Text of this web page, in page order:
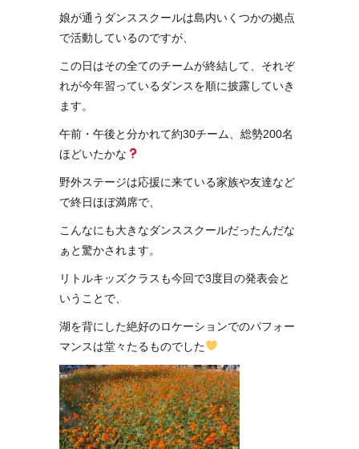
娘が通うダンススクールは島内いくつかの拠点
で活動しているのですが、
この日はその全てのチームが終結して、それぞ
れが今年習っているダンスを順に披露していき
ます。
午前・午後と分かれて約30チーム、総勢200名
ほどいたかな
野外ステージは応援に来ている家族や友達など
で終日ほぼ満席で、
こんなにも大きなダンススクールだったんだな
ぁと驚かされます。
リトルキッズクラスも今回で3度目の発表会と
いうことで、
湖を背にした絶好のロケーションでのパフォー
マンスは堂々たるものでした